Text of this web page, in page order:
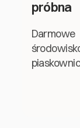
próbna
Darmowe